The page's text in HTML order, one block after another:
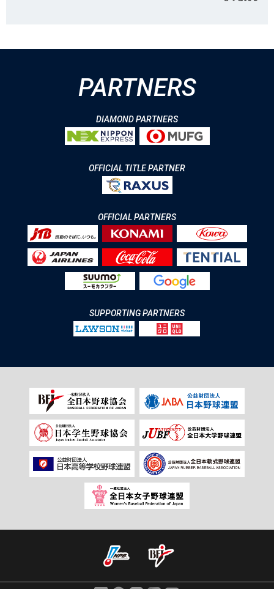
PARTNERS
DIAMOND PARTNERS
OFFICIAL TITLE PARTNER
OFFICIAL PARTNERS
SUPPORTING PARTNERS